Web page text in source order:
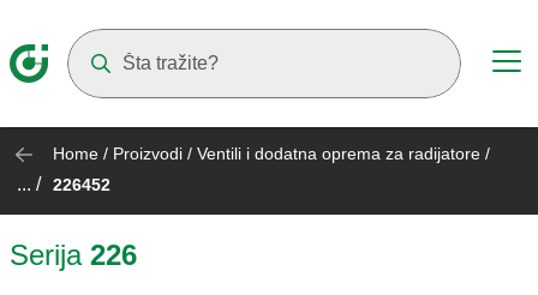
Home / Proizvodi / Ventili i dodatna oprema za radijatore /
... / 226452
Serija 226